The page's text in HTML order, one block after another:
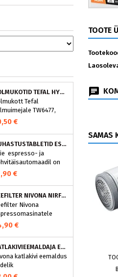
TOLMUKOTID TEFAL HYGIENE+ ZR200540 (4 TK)
Tefal
TW6477,
€
PUHASTUSTABLETID ESPRESSOMASINALE, NIVONA 390701200
espresso- ja
on
puhastustabletid
loodud spetsiaalselt
programmi jaoks ja
mustuse nagu
ja tagab täiusliku
€
VEEFILTER NIVONA NIRF701
Nivona
€
KATLAKIVIEEMALDAJA ESPRESSOMASINATELE, NIVONA (500 ML)
katlakivi eemaldus
TOOTE
SAMAS